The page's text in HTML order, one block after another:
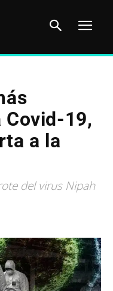
19,
a la
del virus Nipah